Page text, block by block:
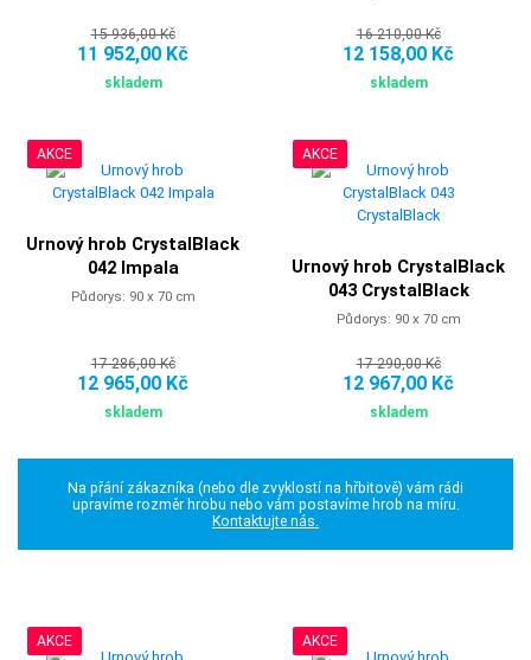
15 936,00 Kč
11 952,00 Kč
skladem
16 210,00 Kč
12 158,00 Kč
skladem
AKCE
Urnový hrob CrystalBlack
042 Impala
Půdorys: 90 x 70 cm
17 286,00 Kč
12 965,00 Kč
skladem
AKCE
Urnový hrob CrystalBlack
043 CrystalBlack
Půdorys: 90 x 70 cm
17 290,00 Kč
12 967,00 Kč
skladem
Na přání zákazníka (nebo dle zvyklostí na hřbitově) vám rádi
upravíme rozměr hrobu nebo vám postavíme hrob na míru.
Kontaktujte nás.
AKCE AKCE